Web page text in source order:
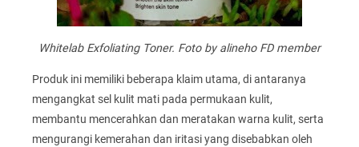
Whitelab Exfoliating Toner. Foto by alineho FD member
Produk ini memiliki beberapa klaim utama, di antaranya
mengangkat sel kulit mati pada permukaan kulit,
membantu mencerahkan dan meratakan warna kulit, serta
mengurangi kemerahan dan iritasi yang disebabkan oleh